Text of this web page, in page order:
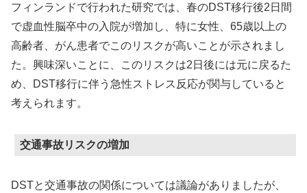
フィンランドで行われた研究では、春のDST移行後2日間
で虚血性脳卒中の入院が増加し、特に女性、65歳以上の
高齢者、がん患者でこのリスクが高いことが示されまし
た。興味深いことに、このリスクは2日後には元に戻るた
め、DST移行に伴う急性ストレス反応が関与していると
考えられます。
交通事故リスクの増加
DSTと交通事故の関係については議論がありましたが、